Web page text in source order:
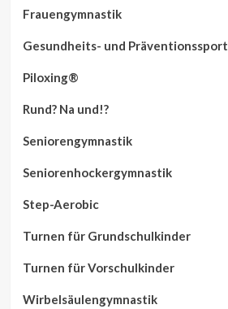
Frauengymnastik
Gesundheits- und Präventionssport
Piloxing®
Rund? Na und!?
Seniorengymnastik
Seniorenhockergymnastik
Step-Aerobic
Turnen für Grundschulkinder
Turnen für Vorschulkinder
Wirbelsäulengymnastik